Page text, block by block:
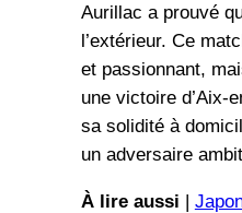
Aurillac a prouvé
l’extérieur. Ce
et passionnant,
une victoire d’Aix-
sa solidité à
un adversaire
À lire aussi |